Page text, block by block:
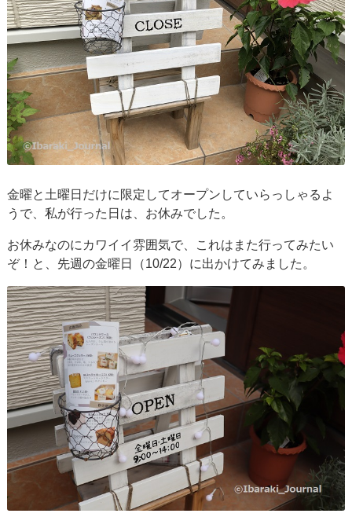
金曜と土曜日だけに限定してオープンしていらっしゃるよ
うで、私が行った日は、お休みでした。
お休みなのにカワイイ雰囲気で、これはまた行ってみたい
ぞ！と、先週の金曜日（10/22）に出かけてみました。